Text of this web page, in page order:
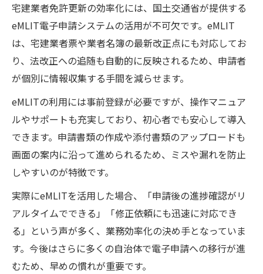
宅建業者免許更新の効率化には、国土交通省が提供する
eMLIT電子申請システムの活用が不可欠です。eMLIT
は、宅建業者票や業者名簿の最新改正点にも対応してお
り、法改正への追随も自動的に反映されるため、申請者
が個別に情報収集する手間を減らせます。
eMLITの利用には事前登録が必要ですが、操作マニュア
ルやサポートも充実しており、初心者でも安心して導入
できます。申請書類の作成や添付書類のアップロードも
画面の案内に沿って進められるため、ミスや漏れを防止
しやすいのが特徴です。
実際にeMLITを活用した場合、「申請後の進捗確認がリ
アルタイムでできる」「修正依頼にも迅速に対応でき
る」という声が多く、業務効率化の決め手となっていま
す。今後はさらに多くの自治体で電子申請への移行が進
むため、早めの慣れが重要です。